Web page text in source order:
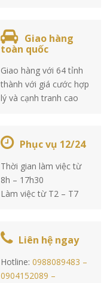
Giao hàng
toàn quốc
Giao hàng với 64 tỉnh
thành với giá cước hợp
lý và cạnh tranh cao
Phục vụ 12/24
Thời gian làm việc từ
8h – 17h30
Làm việc từ T2 – T7
Liên hệ ngay
Hotline:0988089483 –
0904152089 –